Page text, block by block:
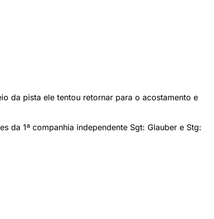
da pista ele tentou retornar para o acostamento e
da 1ª companhia independente Sgt: Glauber e Stg: